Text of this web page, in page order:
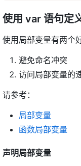
使用 var 语句定
使用局部变量有两个
避免命名冲突
访问局部变量的
请参考：
局部变量
函数局部变量
声明局部变量